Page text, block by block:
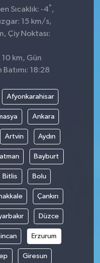
Sıcaklık: -4° ,
15 km/s,
Çiy Noktası:
km, Gün
18:28
Afyonkarahisar
Ankara
Artvin Aydın
Bayburt
Bitlis Bolu
Çankırı
Düzce
Erzurum
Giresun